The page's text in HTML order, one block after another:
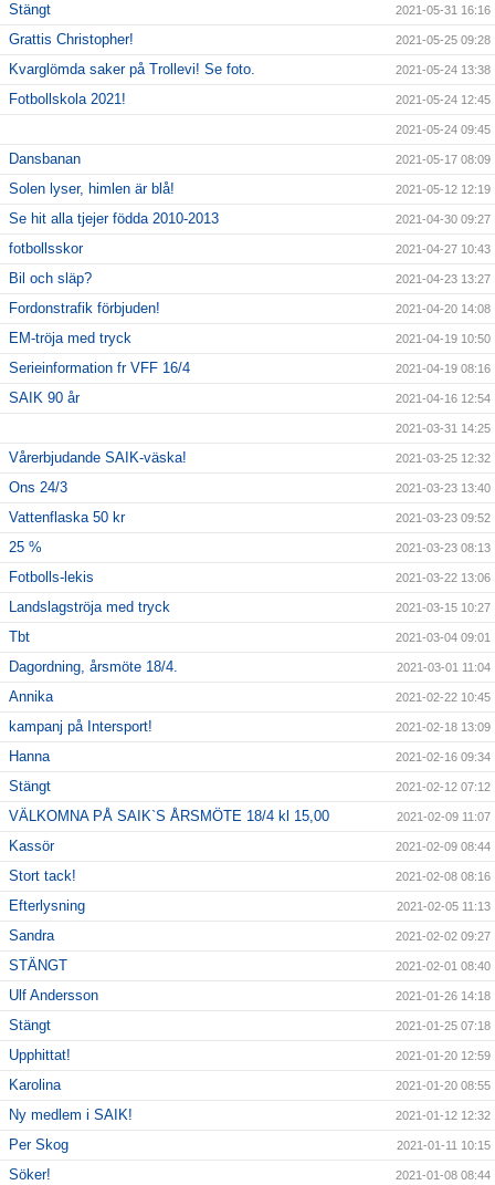
Stängt 2021-05-31 16:16
Grattis Christopher! 2021-05-25 09:28
Kvarglömda saker på Trollevi! Se foto. 2021-05-24 13:38
Fotbollskola 2021! 2021-05-24 12:45
2021-05-24 09:45
Dansbanan 2021-05-17 08:09
Solen lyser, himlen är blå! 2021-05-12 12:19
Se hit alla tjejer födda 2010-2013 2021-04-30 09:27
fotbollsskor 2021-04-27 10:43
Bil och släp? 2021-04-23 13:27
Fordonstrafik förbjuden! 2021-04-20 14:08
EM-tröja med tryck 2021-04-19 10:50
Serieinformation fr VFF 16/4 2021-04-19 08:16
SAIK 90 år 2021-04-16 12:54
2021-03-31 14:25
Vårerbjudande SAIK-väska! 2021-03-25 12:32
Ons 24/3 2021-03-23 13:40
Vattenflaska 50 kr 2021-03-23 09:52
25 % 2021-03-23 08:13
Fotbolls-lekis 2021-03-22 13:06
Landslagströja med tryck 2021-03-15 10:27
Tbt 2021-03-04 09:01
Dagordning, årsmöte 18/4. 2021-03-01 11:04
Annika 2021-02-22 10:45
kampanj på Intersport! 2021-02-18 13:09
Hanna 2021-02-16 09:34
Stängt 2021-02-12 07:12
VÄLKOMNA PÅ SAIK`S ÅRSMÖTE 18/4 kl 15,00 2021-02-09 11:07
Kassör 2021-02-09 08:44
Stort tack! 2021-02-08 08:16
Efterlysning 2021-02-05 11:13
Sandra 2021-02-02 09:27
STÄNGT 2021-02-01 08:40
Ulf Andersson 2021-01-26 14:18
Stängt 2021-01-25 07:18
Upphittat! 2021-01-20 12:59
Karolina 2021-01-20 08:55
Ny medlem i SAIK! 2021-01-12 12:32
Per Skog 2021-01-11 10:15
Söker! 2021-01-08 08:44